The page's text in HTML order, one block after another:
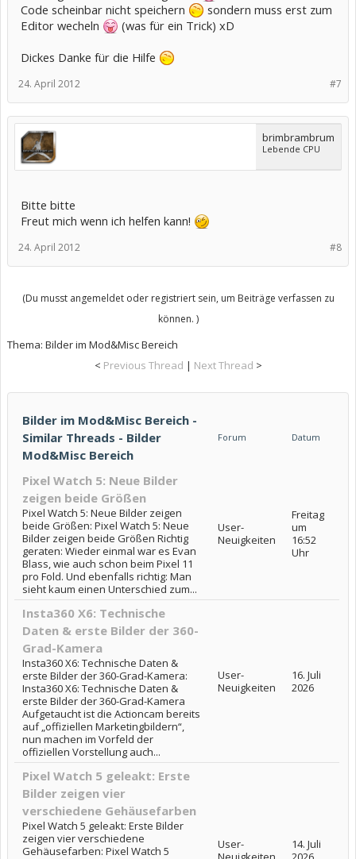
Code scheinbar nicht speichern
sondern muss erst zum
Editor wecheln
(was für ein Trick) xD
Dickes Danke für die Hilfe
#7
24. April 2012
brimbrambrum
Lebende CPU
Bitte bitte
Freut mich wenn ich helfen kann!
#8
24. April 2012
(Du musst angemeldet oder registriert sein, um Beiträge verfassen zu
können. )
Thema: Bilder im Mod&Misc Bereich
< Previous Thread | Next Thread >
Bilder im Mod&Misc Bereich -
Similar Threads - Bilder
Mod&Misc Bereich
Forum Datum
Pixel Watch 5: Neue Bilder
zeigen beide Größen
Pixel Watch 5: Neue Bilder zeigen
beide Größen: Pixel Watch 5: Neue
Bilder zeigen beide Größen Richtig
geraten: Wieder einmal war es Evan
Blass, wie auch schon beim Pixel 11
pro Fold. Und ebenfalls richtig: Man
sieht kaum einen Unterschied zum...
User-
Neuigkeiten
Freitag
um
16:52
Uhr
Insta360 X6: Technische
Daten & erste Bilder der 360-
Grad-Kamera
Insta360 X6: Technische Daten &
erste Bilder der 360-Grad-Kamera:
Insta360 X6: Technische Daten &
erste Bilder der 360-Grad-Kamera
Aufgetaucht ist die Actioncam bereits
auf „offiziellen Marketingbildern“,
nun machen im Vorfeld der
offiziellen Vorstellung auch...
User-
Neuigkeiten
16. Juli
2026
Pixel Watch 5 geleakt: Erste
Bilder zeigen vier
verschiedene Gehäusefarben
Pixel Watch 5 geleakt: Erste Bilder
zeigen vier verschiedene
Gehäusefarben: Pixel Watch 5
User-
14. Juli